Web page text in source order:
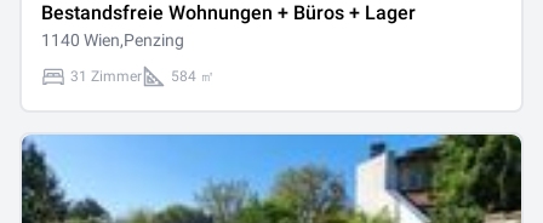
Bestandsfreie Wohnungen + Büros + Lager
1140 Wien,Penzing
31 Zimmer 584 ㎡